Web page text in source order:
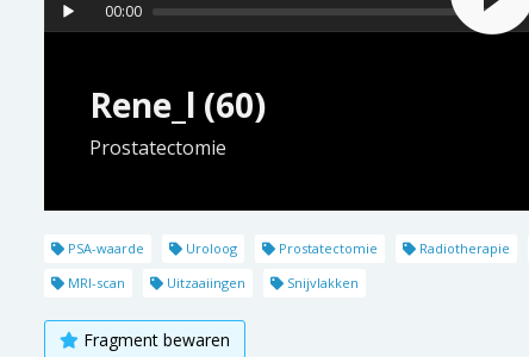
Rene_l (60)
Prostatectomie
00:00
PSA-waarde Uroloog Prostatectomie Radiotherapie
MRI-scan
Uitzaaiingen Snijvlakken
Fragment bewaren